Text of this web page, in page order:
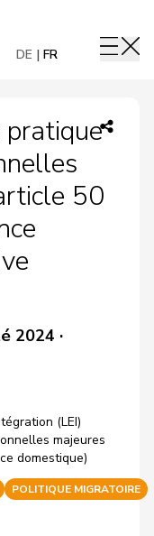
DE FR
50
2024 ·
(LEI)
majeures
domestique)
POLITIQUE MIGRATOIRE